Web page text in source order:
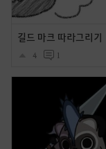
길드 마크 따라그리기
4 1